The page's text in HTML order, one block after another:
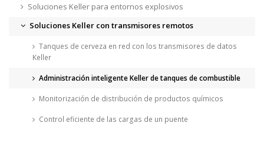
Soluciones Keller para entornos explosivos
Soluciones Keller con transmisores remotos
Tanques de cerveza en red con los transmisores de datos
Keller
Administración inteligente Keller de tanques de combustible
Monitorización de distribución de productos químicos
Control eficiente de las cargas de un puente